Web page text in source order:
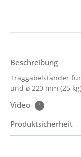
Beschreibung
Traggabelständer
und ø 220 mm (25
Video 1
Produktsicherheit